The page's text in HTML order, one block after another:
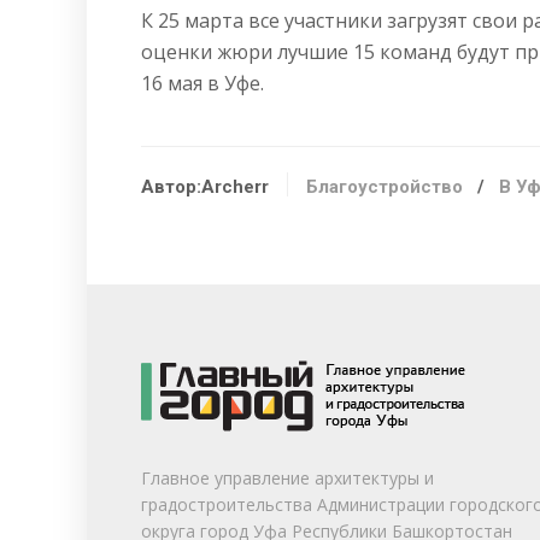
К 25 марта все участники загрузят
оценки жюри лучшие 15 команд будут
16 мая в Уфе.
Автор:Archerr Благоустройство / В
Главное управление архитектуры и
градостроительства Администрации
округа город Уфа Республики Башкортостан